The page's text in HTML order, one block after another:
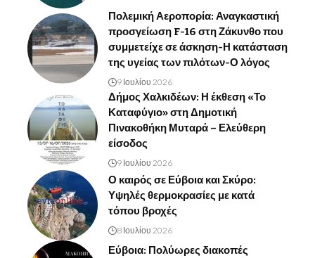
Πολεμική Αεροπορία: Αναγκαστική
προσγείωση F-16 στη Ζάκυνθο που
συμμετείχε σε άσκηση-Η κατάσταση
της υγείας των πιλότων-Ο λόγος
9 Ιουλίου 2026
Δήμος Χαλκιδέων: Η έκθεση «Το
Καταφύγιο» στη Δημοτική
Πινακοθήκη Μυταρά – Ελεύθερη
είσοδος
9 Ιουλίου 2026
Ο καιρός σε Εύβοια και Σκύρο:
Υψηλές θερμοκρασίες με κατά
τόπου βροχές
8 Ιουλίου 2026
Εύβοια: Πολύωρες διακοπές